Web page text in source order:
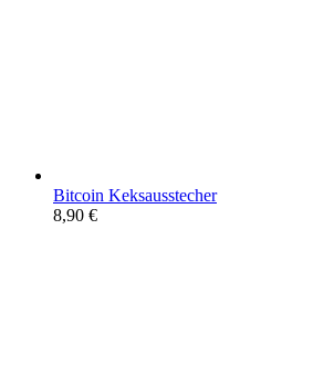
Bitcoin Keksausstecher
8,90 €